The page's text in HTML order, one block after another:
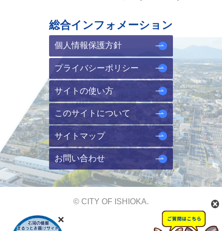
総合インフォメーション
個人情報保護方針
プライバシーポリシー
サイトの使い方
このサイトについて
サイトマップ
お問い合わせ
© CITY OF ISHIOKA.